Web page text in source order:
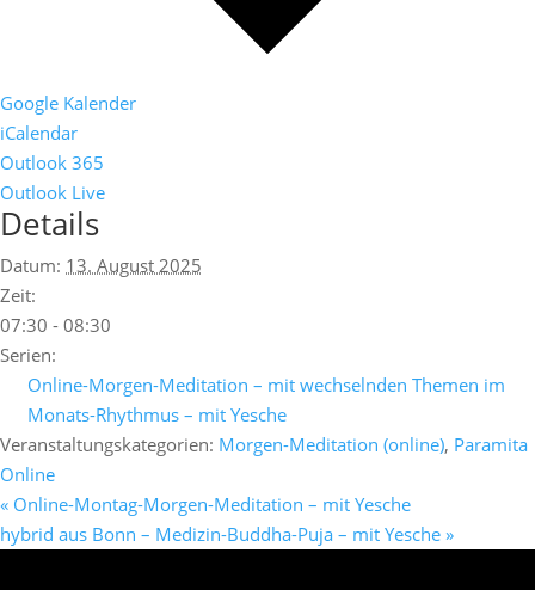
Google Kalender
iCalendar
Outlook 365
Outlook Live
Details
Datum: 13. August 2025
Zeit:
07:30 - 08:30
Serien:
Online-Morgen-Meditation – mit wechselnden Themen im
Monats-Rhythmus – mit Yesche
Veranstaltungskategorien: Morgen-Meditation (online), Paramita
Online
« Online-Montag-Morgen-Meditation – mit Yesche
hybrid aus Bonn – Medizin-Buddha-Puja – mit Yesche »